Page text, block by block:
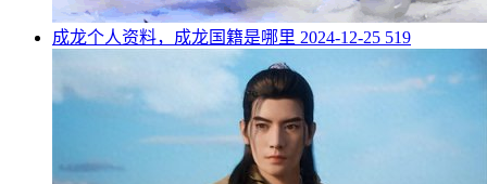
​成龙个人资料，成龙国籍是哪里 2024-12-25 519